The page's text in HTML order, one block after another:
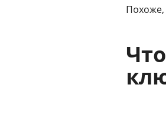
Похоже,